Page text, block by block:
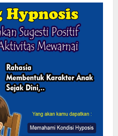
Desak Kejari OKU Timur